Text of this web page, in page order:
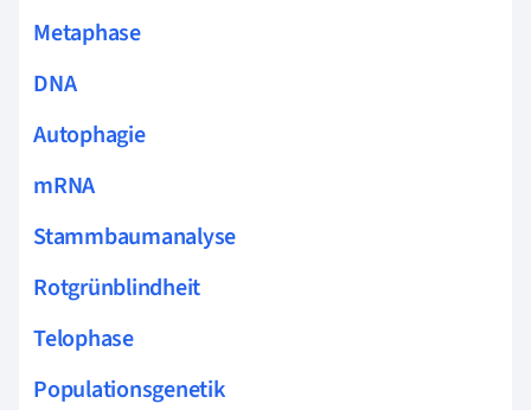
Metaphase
DNA
Autophagie
mRNA
Stammbaumanalyse
Rotgrünblindheit
Telophase
Populationsgenetik